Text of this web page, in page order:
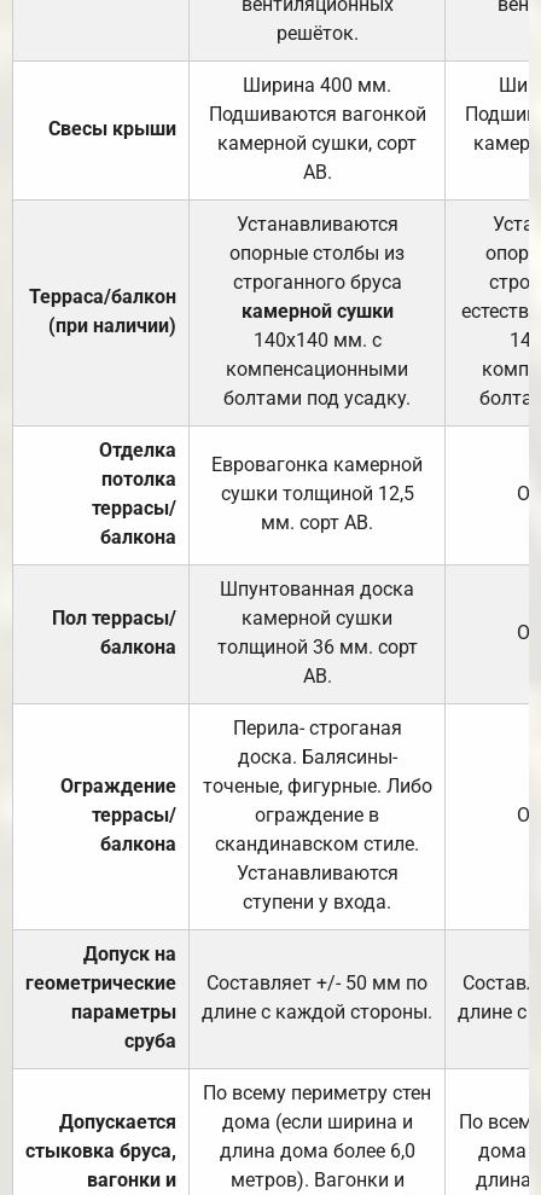
решёток.
Свесы крыши
Ширина 400 мм.
Подшиваются вагонкой
камерной сушки, сорт
АВ.
Терраса/балкон
(при наличии)
Устанавливаются
опорные столбы из
строганного бруса
камерной сушки
140х140 мм. с
компенсационными
болтами под усадку.
Отделка
потолка
террасы/
балкона
Евровагонка камерной
сушки толщиной 12,5
мм. сорт АВ.
Пол террасы/
балкона
Шпунтованная доска
камерной сушки
толщиной 36 мм. сорт
АВ.
Ограждение
террасы/
балкона
Перила- строганая
доска. Балясины-
точеные, фигурные. Либо
ограждение в
скандинавском стиле.
Устанавливаются
ступени у входа.
Допуск на
геометрические
параметры
сруба
Составляет +/- 50 мм по
длине с каждой стороны.
длине с
Допускается
стыковка бруса,
вагонки и
По всему периметру стен
дома (если ширина и
длина дома более 6,0
метров). Вагонки и
По
дома
длина